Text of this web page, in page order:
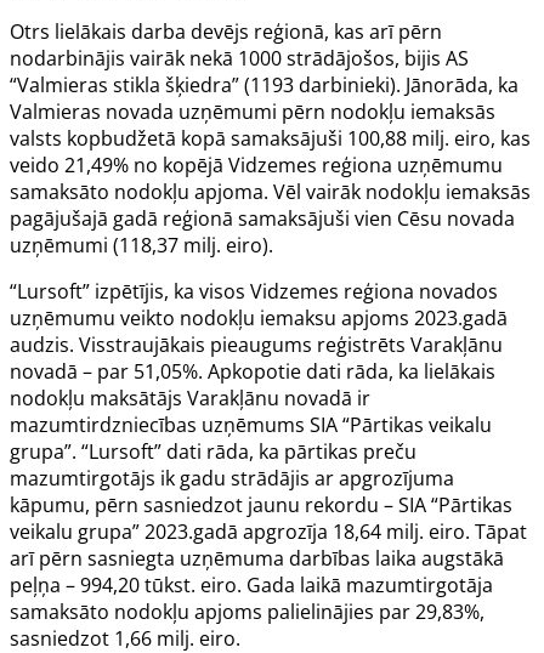
Otrs lielākais darba devējs reģionā, kas arī pērn
nodarbinājis vairāk nekā 1000 strādājošos, bijis AS
“Valmieras stikla šķiedra” (1193 darbinieki). Jānorāda, ka
Valmieras novada uzņēmumi pērn nodokļu iemaksās
valsts kopbudžetā kopā samaksājuši 100,88 milj. eiro, kas
veido 21,49% no kopējā Vidzemes reģiona uzņēmumu
samaksāto nodokļu apjoma. Vēl vairāk nodokļu iemaksās
pagājušajā gadā reģionā samaksājuši vien Cēsu novada
uzņēmumi (118,37 milj. eiro).
“Lursoft” izpētījis, ka visos Vidzemes reģiona novados
uzņēmumu veikto nodokļu iemaksu apjoms 2023.gadā
audzis. Visstraujākais pieaugums reģistrēts Varakļānu
novadā – par 51,05%. Apkopotie dati rāda, ka lielākais
nodokļu maksātājs Varakļānu novadā ir
mazumtirdzniecības uzņēmums SIA “Pārtikas veikalu
grupa”. “Lursoft” dati rāda, ka pārtikas preču
mazumtirgotājs ik gadu strādājis ar apgrozījuma
kāpumu, pērn sasniedzot jaunu rekordu – SIA “Pārtikas
veikalu grupa” 2023.gadā apgrozīja 18,64 milj. eiro. Tāpat
arī pērn sasniegta uzņēmuma darbības laika augstākā
peļņa – 994,20 tūkst. eiro. Gada laikā mazumtirgotāja
samaksāto nodokļu apjoms palielinājies par 29,83%,
sasniedzot 1,66 milj. eiro.